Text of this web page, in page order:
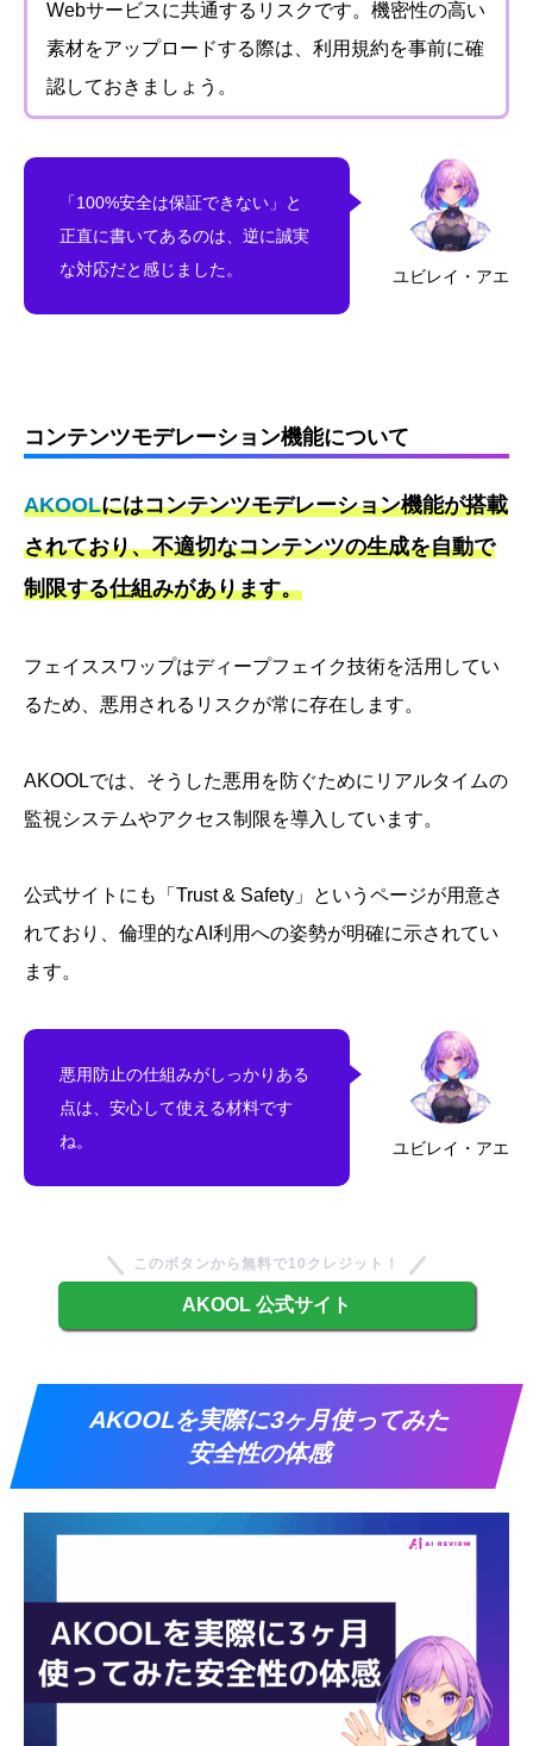
Webサービスに共通するリスクです。機密性の高い
素材をアップロードする際は、利用規約を事前に確
認しておきましょう。
ユビレイ・アエ
「100%安全は保証できない」と
正直に書いてあるのは、逆に誠実
な対応だと感じました。
コンテンツモデレーション機能について
AKOOLにはコンテンツモデレーション機能が搭載
されており、不適切なコンテンツの生成を自動で
制限する仕組みがあります。
フェイススワップはディープフェイク技術を活用してい
るため、悪用されるリスクが常に存在します。
AKOOLでは、そうした悪用を防ぐためにリアルタイムの
監視システムやアクセス制限を導入しています。
公式サイトにも「Trust & Safety」というページが用意さ
れており、倫理的なAI利用への姿勢が明確に示されてい
ます。
ユビレイ・アエ
悪用防止の仕組みがしっかりある
点は、安心して使える材料です
ね。
このボタンから無料で10クレジット！
AKOOL 公式サイト
AKOOLを実際に3ヶ月使ってみた
安全性の体感